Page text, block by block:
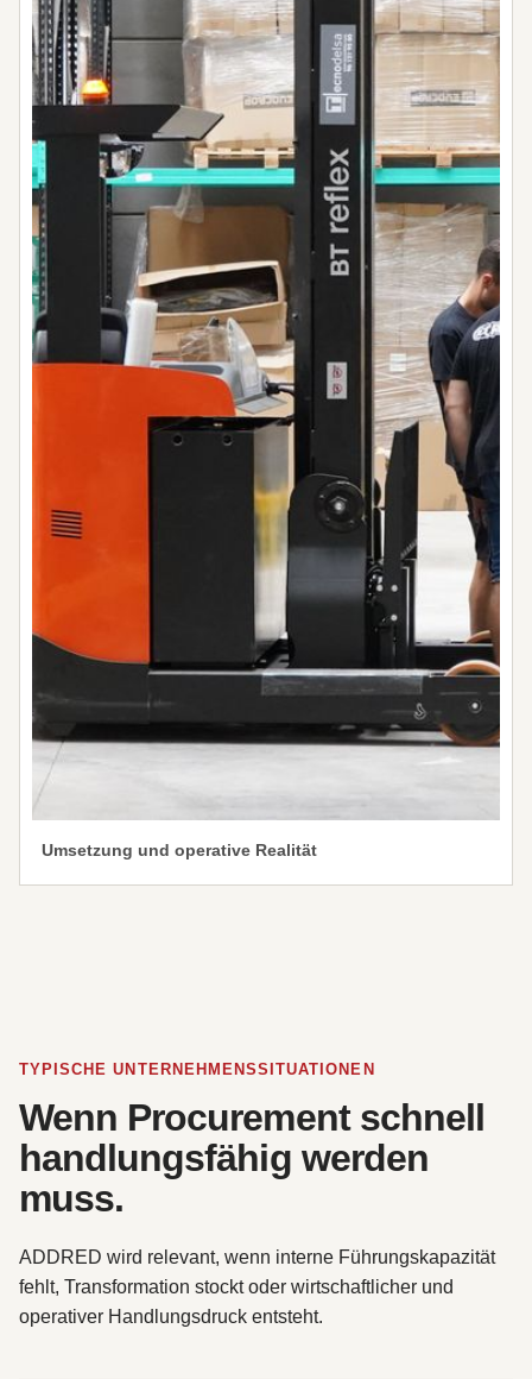
Umsetzung und operative Realität
TYPISCHE UNTERNEHMENSSITUATIONEN
Wenn Procurement schnell
handlungsfähig werden
muss.
ADDRED wird relevant, wenn interne Führungskapazität
fehlt, Transformation stockt oder wirtschaftlicher und
operativer Handlungsdruck entsteht.